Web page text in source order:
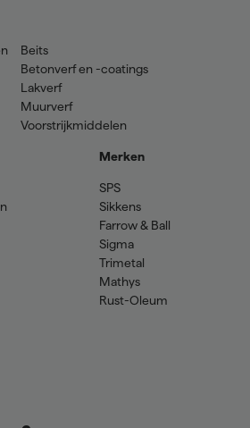
Beits
Betonverf en -coatings
Lakverf
Muurverf
Voorstrijkmiddelen
Merken
SPS
Sikkens
Farrow & Ball
Sigma
Trimetal
Mathys
Rust-Oleum